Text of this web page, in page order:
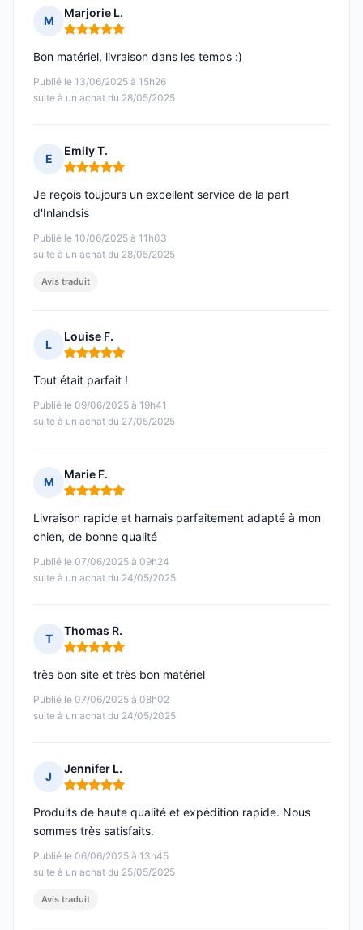
M
Marjorie L.
Note : 5 sur 5
Publié le 13/06/2025 à 15h26
suite à un achat du 28/05/2025
Bon matériel, livraison dans les temps :)
E
Emily T.
Note : 5 sur 5
Publié le 10/06/2025 à 11h03
suite à un achat du 28/05/2025
Je reçois toujours un excellent service de la part
d'Inlandsis
Avis traduit
L
Louise F.
Note : 5 sur 5
Publié le 09/06/2025 à 19h41
suite à un achat du 27/05/2025
Tout était parfait !
M
Marie F.
Note : 5 sur 5
Publié le 07/06/2025 à 09h24
suite à un achat du 24/05/2025
Livraison rapide et harnais parfaitement adapté à mon
chien, de bonne qualité
T
Thomas R.
Note : 5 sur 5
Publié le 07/06/2025 à 08h02
suite à un achat du 24/05/2025
très bon site et très bon matériel
J
Jennifer L.
Note : 5 sur 5
Publié le 06/06/2025 à 13h45
suite à un achat du 25/05/2025
Produits de haute qualité et expédition rapide. Nous
sommes très satisfaits.
Avis traduit